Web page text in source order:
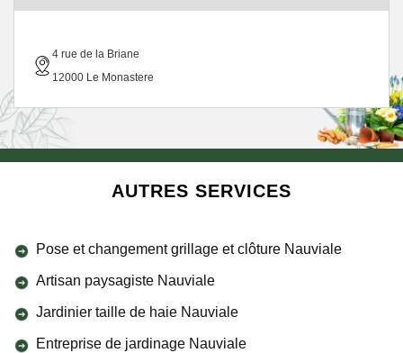
4 rue de la Briane
12000 Le Monastere
AUTRES SERVICES
Pose et changement grillage et clôture Nauviale
Artisan paysagiste Nauviale
Jardinier taille de haie Nauviale
Entreprise de jardinage Nauviale